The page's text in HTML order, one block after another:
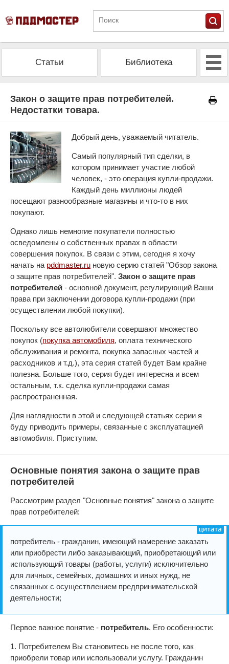
Статьи Библиотека
Экзамен
Закон о защите прав потребителей.
Недостатки товара.
Добрый день, уважаемый читатель.
Самый популярный тип сделки, в
котором принимает участие любой
человек, - это операция купли-продажи.
Каждый день миллионы людей
посещают разнообразные магазины и что-то в них
покупают.
Однако лишь немногие покупатели полностью
осведомлены о собственных правах в области
совершения покупок. В связи с этим, сегодня я хочу
начать на pddmaster.ru новую серию статей "Обзор закона
о защите прав потребителей". Закон о защите прав
потребителей - основной документ, регулирующий Ваши
права при заключении договора купли-продажи (при
осуществлении любой покупки).
Поскольку все автолюбители совершают множество
покупок (покупка автомобиля, оплата технического
обслуживания и ремонта, покупка запасных частей и
расходников и т.д.), эта серия статей будет Вам крайне
полезна. Больше того, серия будет интересна и всем
остальным, т.к. сделка купли-продажи самая
распространенная.
Для наглядности в этой и следующей статьях серии я
буду приводить примеры, связанные с эксплуатацией
автомобиля. Приступим.
Основные понятия закона о защите прав
потребителей
Рассмотрим раздел "Основные понятия" закона о защите
прав потребителей:
потребитель - гражданин, имеющий намерение заказать
или приобрести либо заказывающий, приобретающий или
использующий товары (работы, услуги) исключительно
для личных, семейных, домашних и иных нужд, не
связанных с осуществлением предпринимательской
деятельности;
Первое важное понятие - потребитель. Его особенности:
1. Потребителем Вы становитесь не после того, как
приобрели товар или использовали услугу. Гражданин